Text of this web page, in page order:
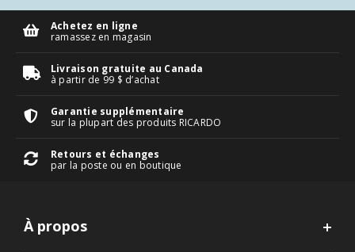
Achetez en ligne
ramassez en magasin
Livraison gratuite au Canada
à partir de 99 $ d’achat
Garantie supplémentaire
sur la plupart des produits RICARDO
Retours et échanges
par la poste ou en boutique
À propos